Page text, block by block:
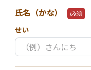
氏名（かな） 必須
せい